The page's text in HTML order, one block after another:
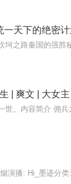
天下的绝密计
| 爽文 | 大女
演播: Hi_墨迹分